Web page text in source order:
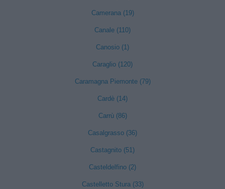
Camerana (19)
Canale (110)
Canosio (1)
Caraglio (120)
Caramagna Piemonte (79)
Cardè (14)
Carrù (86)
Casalgrasso (36)
Castagnito (51)
Casteldelfino (2)
Castelletto Stura (33)